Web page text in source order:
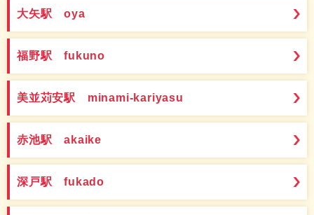
大矢駅 oya
福野駅 fukuno
美並苅安駅 minami-kariyasu
赤池駅 akaike
深戸駅 fukado